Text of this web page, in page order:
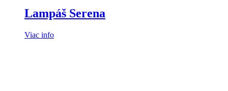
Lampáš Serena
Viac info